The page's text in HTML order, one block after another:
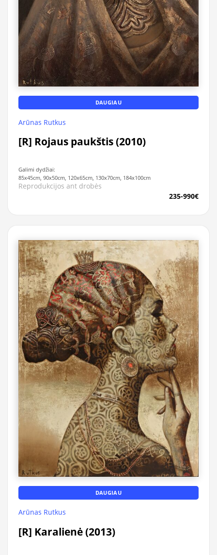
DAUGIAU
Arūnas Rutkus
[R] Rojaus paukštis (2010)
Galimi dydžiai:
85x45cm, 90x50cm, 120x65cm, 130x70cm, 184x100cm
Reprodukcijos ant drobės
235-990€
DAUGIAU
Arūnas Rutkus
[R] Karalienė (2013)